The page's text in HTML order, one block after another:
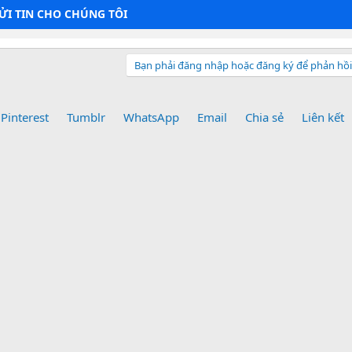
TIN CHO CHÚNG TÔI
Bạn phải đăng nhập hoặc đăng ký để phản
Pinterest Tumblr WhatsApp Email Chia sẻ Liên kết